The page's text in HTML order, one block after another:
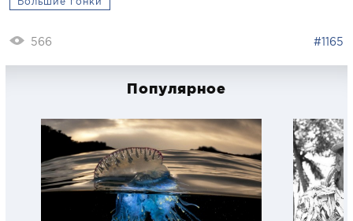
566 #1165
Популярное